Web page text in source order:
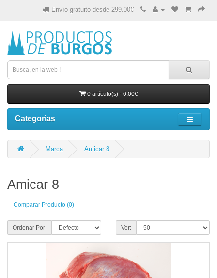
Envío gratuito desde 299.00€
0 artículo(s) - 0.00€
Categorias
Marca Amicar 8
Amicar 8
Comparar Producto (0)
Ordenar Por: Ver: